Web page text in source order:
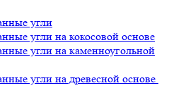
угли
угли на кокосовой основе
угли на каменноугольной
угли на древесной основе